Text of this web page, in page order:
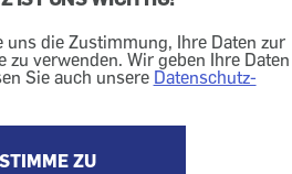
uns die Zustimmung, Ihre Daten zur
zu verwenden. Wir geben Ihre Daten
Sie auch unsere Datenschutz-
ZU
-
verlieren?